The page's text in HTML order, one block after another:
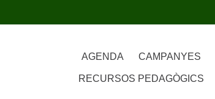
AGENDA CAMPANYES
RECURSOS PEDAGÒGICS